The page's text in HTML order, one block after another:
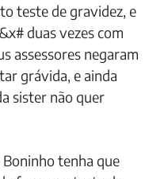
teste de gravidez, e
duas vezes com
assessores negaram
grávida, e ainda
sister não quer
tenha que